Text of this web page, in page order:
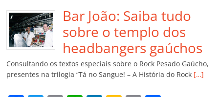
b
o
o
k
A
p
p
dI
n
e
Cl
a
ss
ro
Li
n
k
ar
til
h
ar
Bar João: Saiba tudo
sobre o templo dos
headbangers gaúchos
Consultando os textos especiais sobre o Rock Pesado Gaúcho,
presentes na trilogia “Tá no Sangue! – A História do Rock […]